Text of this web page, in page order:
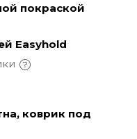
покраской
Easyhold
коврик под